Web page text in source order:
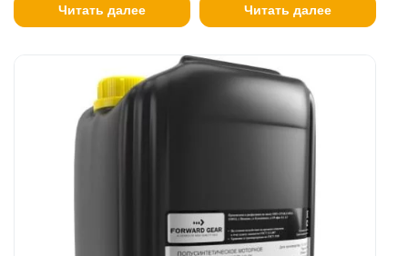
Читать далее Читать далее